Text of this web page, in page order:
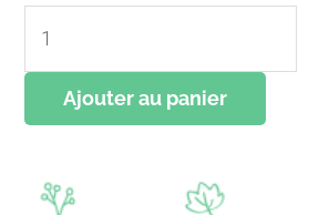
Ajouter au panier